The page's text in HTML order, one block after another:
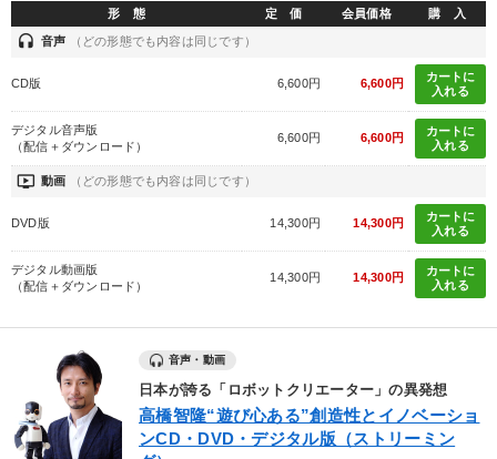
形 態 定 価 会員価格 購 入
headset 音声 （どの形態でも内容は同じです）
CD版 6,600円 6,600円
カートに
入れる
デジタル音声版
（配信＋ダウンロード）
6,600円 6,600円
カートに
入れる
ondemand_video 動画 （どの形態でも内容は同じです）
DVD版 14,300円 14,300円
カートに
入れる
デジタル動画版
（配信＋ダウンロード）
14,300円 14,300円
カートに
入れる
音声・動画
日本が誇る「ロボットクリエーター」の異発想
高橋智隆“遊び心ある”創造性とイノベーショ
ンCD・DVD・デジタル版（ストリーミン